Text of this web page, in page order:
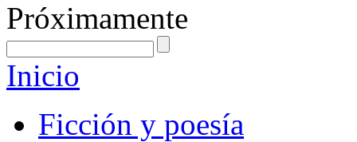
Próximamente
Inicio
Ficción y poesía